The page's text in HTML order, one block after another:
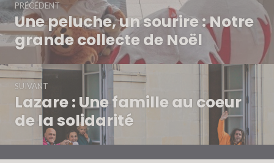
PRÉCÉDENT
Une peluche, un sourire : Notre
grande collecte de Noël
SUIVANT
Lazare : Une famille au coeur
de la solidarité